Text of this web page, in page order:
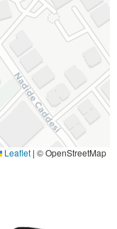
Leaflet | © OpenStreetMap